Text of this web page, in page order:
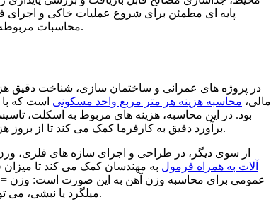
پایه ای مطمئن برای شروع عملیات خاکی و اجرای
محاسبات مربوطه آشنا می شوید که دانستن آن ها برای مهندسان، پیمانکاران و مالکان ضروری است.
در پروژه های عمرانی و ساختمان سازی، شناخت دقیق
مالی، محاسبه هزینه هر متر مربع واحد مسکونی است که
بود. در این محاسبه، هزینه های مربوط به اسکلت،
برآورد دقیق به کارفرما کمک می کند تا از بروز هزینه های پیش بینی نشده جلوگیری کرده و بودجه پروژه را به شکل بهینه مدیریت کند.
از سوی دیگر، در طراحی و اجرای سازه های فلزی، وزن
آلات به همراه فرمول به مهندسان کمک می کند تا
عمومی برای محاسبه وزن آهن به این صورت است: وزن =
میلگرد یا نبشی، می توان وزن دقیق آن ها را محاسبه کرده و در تخمین هزینه و بارهای سازه ای به کار برد.